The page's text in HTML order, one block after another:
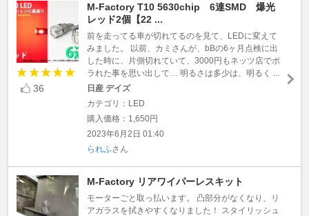
36
M-Factory T10 5630chip 6連SMD 爆光
レッド2個【22 ...
前を走ってる車が切れてるのを見て、LEDに変えて
みました。 以前、カミさんが、bBの6ヶ月点検に出
した時に、片側切れていて、3000円もネッツ店でボ
ラれた事を思い出して… 明るさは多少は、明るく ...
日産 デイズ
カテゴリ：LED
購入価格：1,650円
2023年6月2日 01:40
られふさん
M-Factory リアワイパーレスキット
モーターごと取っ払います。 凸部分がなくなり、リ
アガラスを拭きやすくなりました！ スタイリッシュ